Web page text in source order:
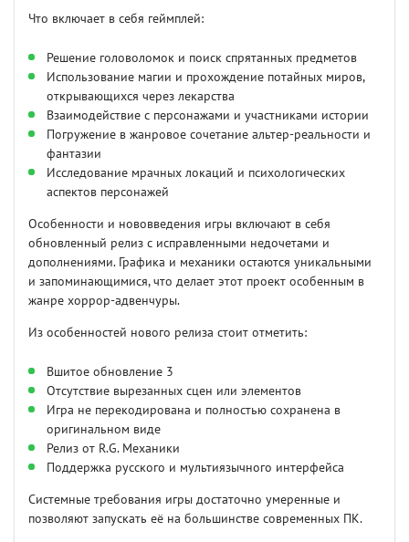
Что включает в себя геймплей:
Решение головоломок и поиск спрятанных предметов
Использование магии и прохождение потайных миров,
открывающихся через лекарства
Взаимодействие с персонажами и участниками истории
Погружение в жанровое сочетание альтер-реальности и
фантазии
Исследование мрачных локаций и психологических
аспектов персонажей
Особенности и нововведения игры включают в себя
обновленный релиз с исправленными недочетами и
дополнениями. Графика и механики остаются уникальными
и запоминающимися, что делает этот проект особенным в
жанре хоррор-адвенчуры.
Из особенностей нового релиза стоит отметить:
Вшитое обновление 3
Отсутствие вырезанных сцен или элементов
Игра не перекодирована и полностью сохранена в
оригинальном виде
Релиз от R.G. Механики
Поддержка русского и мультиязычного интерфейса
Системные требования игры достаточно умеренные и
позволяют запускать её на большинстве современных ПК.